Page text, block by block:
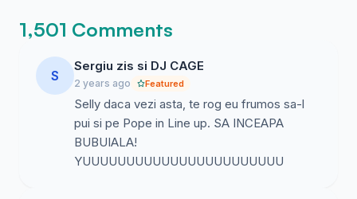
1,501 Comments
S
Sergiu zis si DJ CAGE
2 years ago Featured
Selly daca vezi asta, te rog eu frumos sa-l
pui si pe Pope in Line up. SA INCEAPA
BUBUIALA!
YUUUUUUUUUUUUUUUUUUUUUUU